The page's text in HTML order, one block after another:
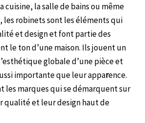
cuisine, la salle de bains ou même
les robinets sont les éléments qui
et design et font partie des
le ton d’une maison. Ils jouent un
globale d’une pièce et
importante que leur apparence.
les marques qui se démarquent sur
qualité et leur design haut de